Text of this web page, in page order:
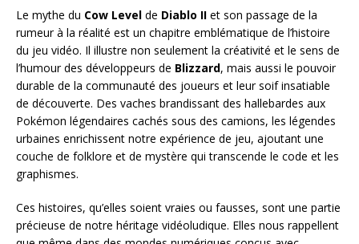
Le mythe du Cow Level de Diablo II et son passage de la
rumeur à la réalité est un chapitre emblématique de l’histoire
du jeu vidéo. Il illustre non seulement la créativité et le sens de
l’humour des développeurs de Blizzard, mais aussi le pouvoir
durable de la communauté des joueurs et leur soif insatiable
de découverte. Des vaches brandissant des hallebardes aux
Pokémon légendaires cachés sous des camions, les légendes
urbaines enrichissent notre expérience de jeu, ajoutant une
couche de folklore et de mystère qui transcende le code et les
graphismes.
Ces histoires, qu’elles soient vraies ou fausses, sont une partie
précieuse de notre héritage vidéoludique. Elles nous rappellent